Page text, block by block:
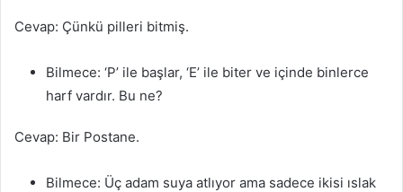
Cevap: Çünkü pilleri bitmiş.
Bilmece: ‘P’ ile başlar, ‘E’ ile biter ve içinde binlerce
harf vardır. Bu ne?
Cevap: Bir Postane.
Bilmece: Üç adam suya atlıyor ama sadece ikisi ıslak